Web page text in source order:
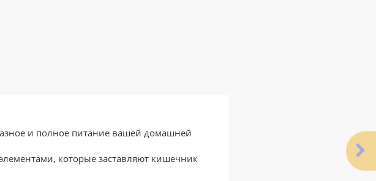
и полное питание вашей домашней
которые заставляют кишечник